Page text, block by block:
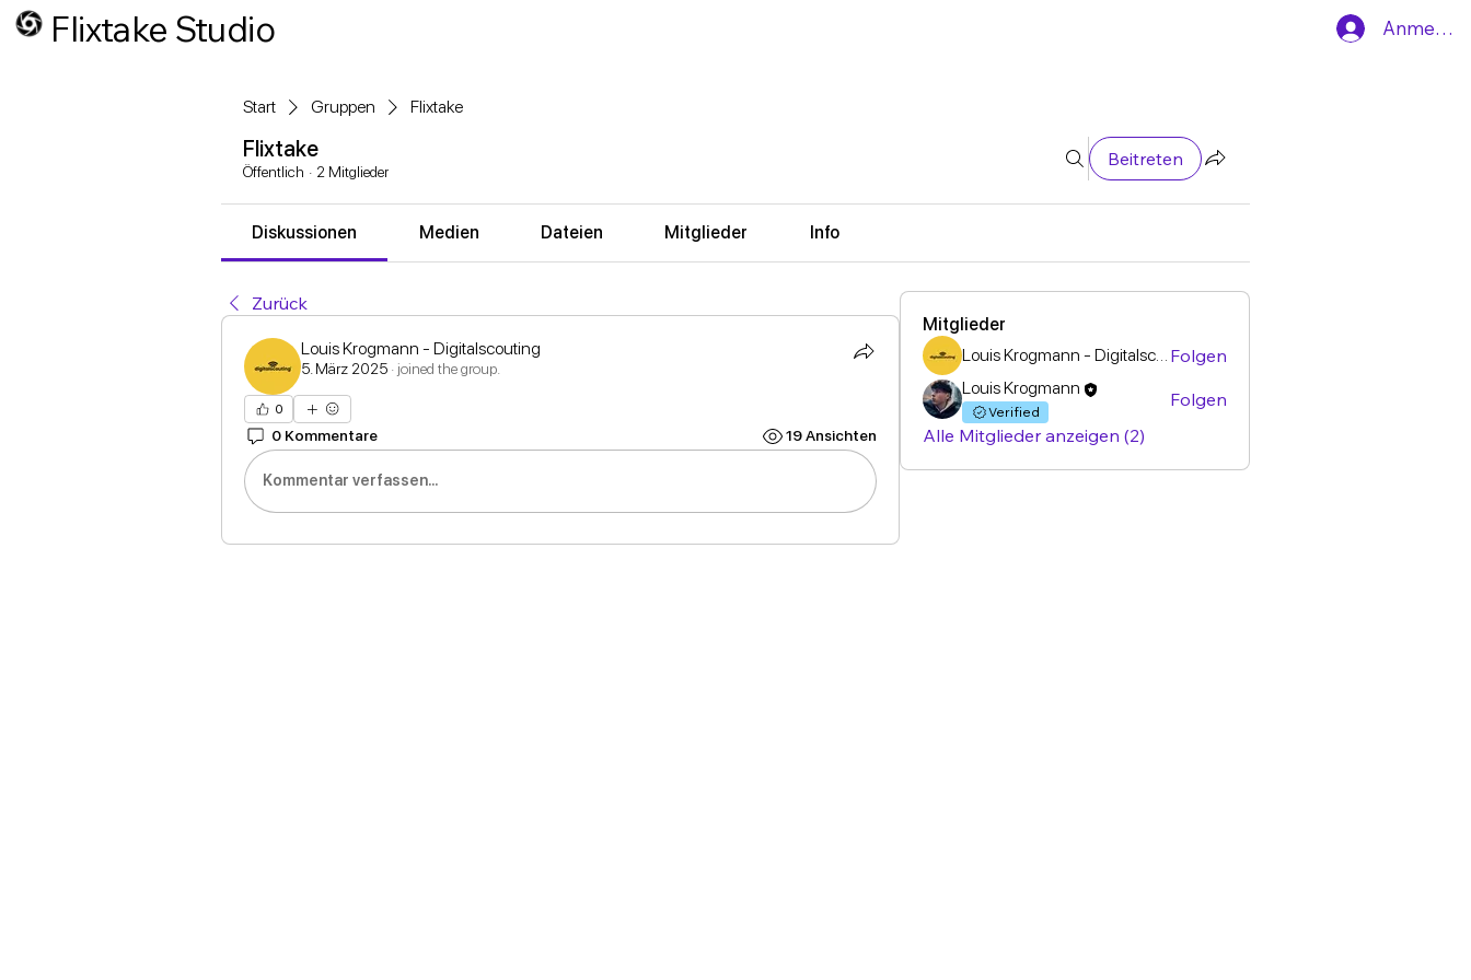
Flixtake Studio
Start Gruppen Flixtake
Flixtake
Öffentlich · 2 Mitglieder
Beitreten
Diskussionen Medien Dateien Mitglieder Info
Zurück
Louis Krogmann - Digitalscouting
5. März 2025 · joined the group.
0
0 Kommentare 19 Ansichten
Kommentar verfassen...
Mitglieder
Louis Krogmann - Digitalscouting Folgen
Louis Krogmann
Verified
Folgen
Alle Mitglieder anzeigen (2)